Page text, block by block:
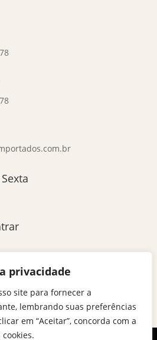
privacidade
site para fornecer a
lembrando suas preferências
em “Aceitar”, concorda com a
cookies.